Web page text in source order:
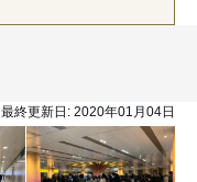
最終更新日: 2020年01月04日